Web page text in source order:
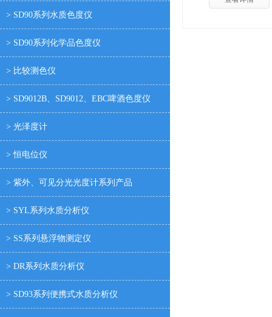
ZDJ系列自动电位滴定仪
DDSJ、DDS、DDB系列电导率仪
> SD90系列水质色度仪
> SD90系列化学品色度仪
> 比较测色仪
> SD9012B、SD9012、EBC啤酒色度仪
> 光泽度计
> 恒电位仪
> 紫外、可见分光光度计系列产品
> SYL系列水质分析仪
> SS系列悬浮物测定仪
> DR系列水质分析仪
> SD93系列便携式水质分析仪